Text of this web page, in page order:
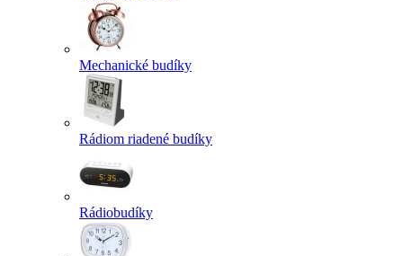
Mechanické budíky
Rádiom riadené budíky
Rádiobudíky